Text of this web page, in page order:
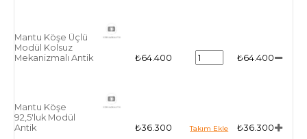
Mantu Köşe Üçlü
Modül Kolsuz
Mekanizmalı Antik
₺64.400 ₺64.400
Mantu Köşe
92,5'luk Modül
Antik
₺36.300 ₺36.300